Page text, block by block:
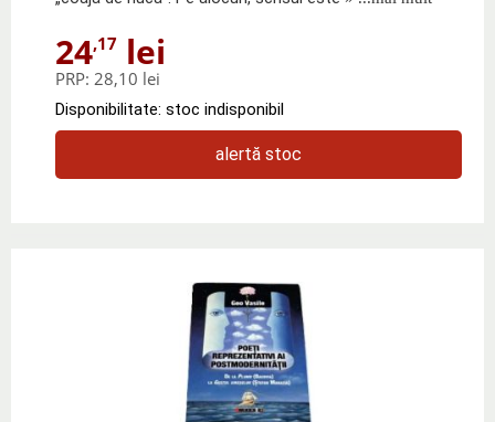
24,17 lei
PRP: 28,10 lei
Disponibilitate: stoc indisponibil
alertă stoc